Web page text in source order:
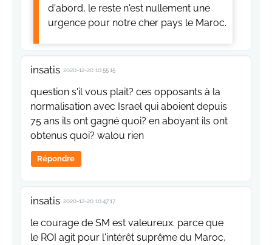
d'abord, le reste n'est nullement une
urgence pour notre cher pays le Maroc.
insatis 2020-12-20 10:55:15
question s'il vous plait? ces opposants à la
normalisation avec Israel qui aboient depuis
75 ans ils ont gagné quoi? en aboyant ils ont
obtenus quoi? walou rien
Répondre
insatis 2020-12-20 10:47:17
le courage de SM est valeureux. parce que
le ROI agit pour l'intérêt suprême du Maroc,